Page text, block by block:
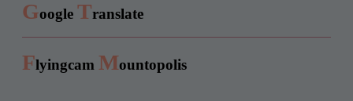
Google Translate
Flyingcam Mountopolis